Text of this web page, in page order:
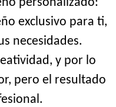
exclusivo para ti,
necesidades.
y por lo
pero el resultado